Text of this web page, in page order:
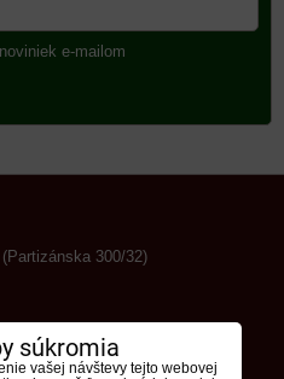
e-mailom
(Partizánska 300/32)
Ozorovce č.297
súkromia
vašej návštevy tejto webovej